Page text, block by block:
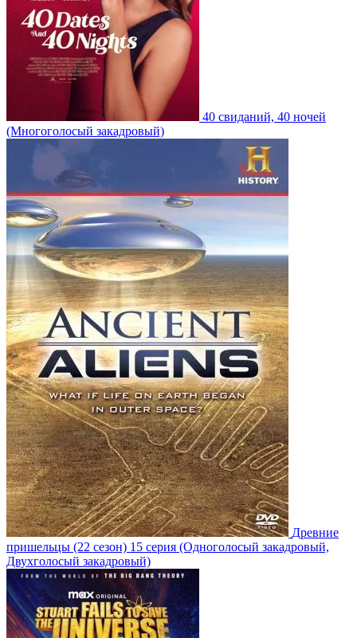
40 свиданий, 40 ночей
(Многоголосый закадровый)
Древние
пришельцы (22 сезон) 15 серия (Одноголосый закадровый,
Двухголосый закадровый)